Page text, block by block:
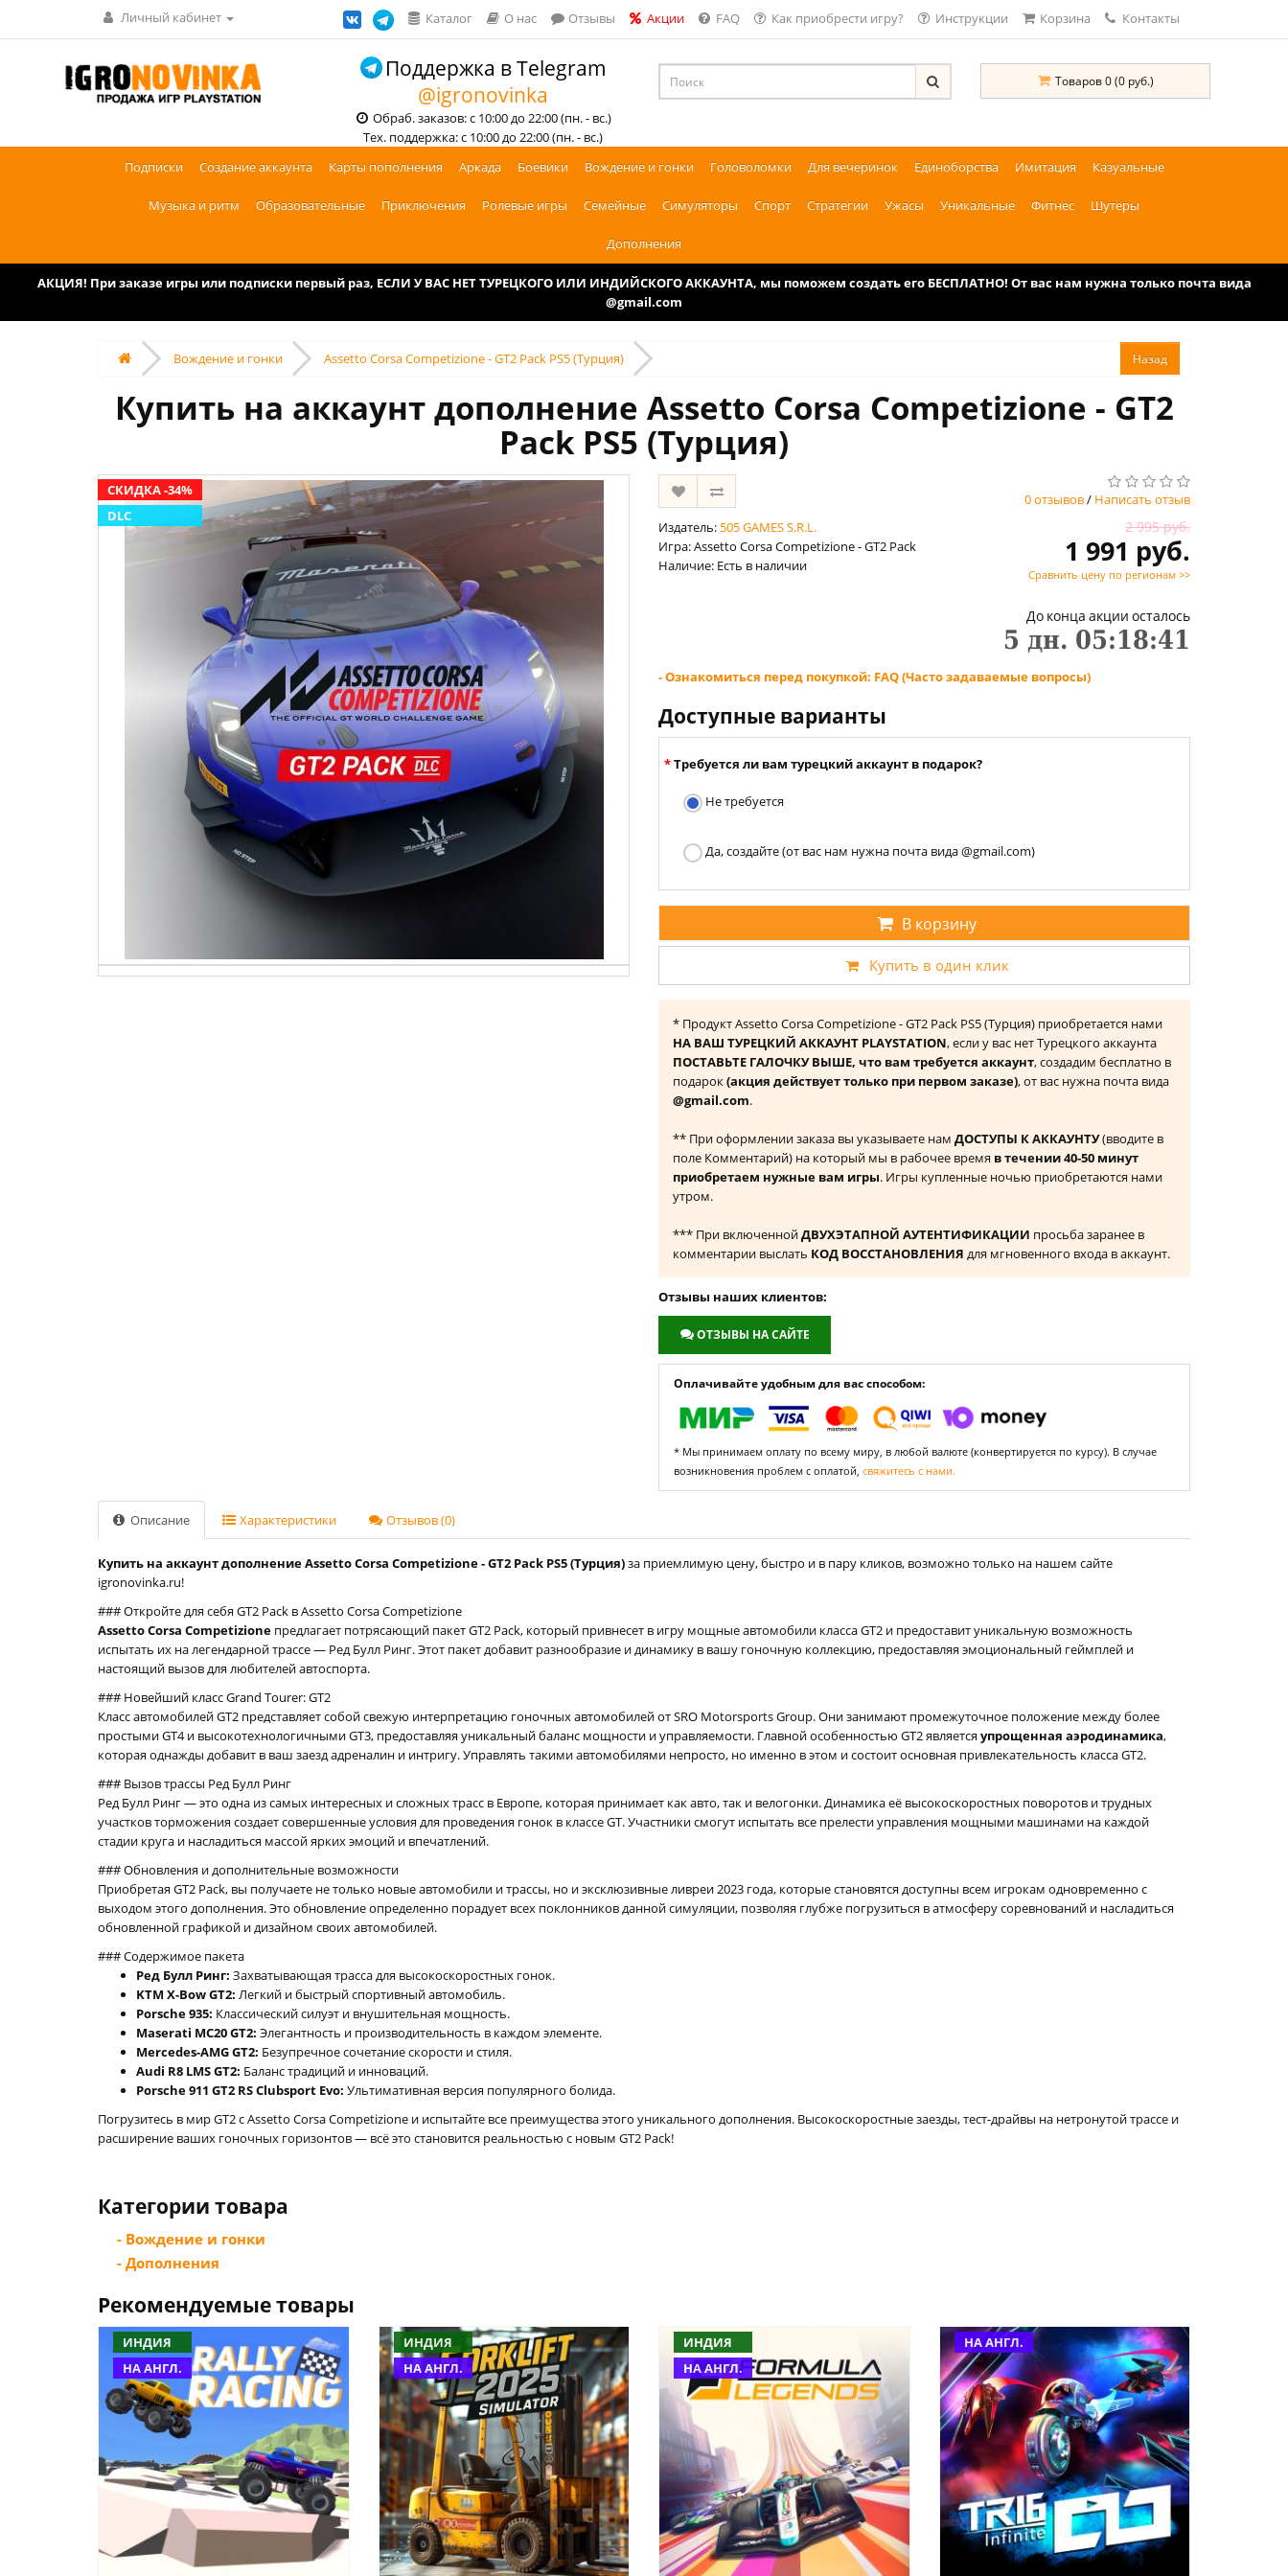
Личный кабинет Каталог О нас Отзывы Акции FAQ Как приобрести игру? Инструкции Корзина Контакты
Поддержка в Telegram
@igronovinka
Обраб. заказов: с 10:00 до 22:00 (пн. - вс.)
Тех. поддержка: с 10:00 до 22:00 (пн. - вс.)
Товаров 0 (0 руб.)
Подписки Создание аккаунта Карты пополнения Аркада Боевики Вождение и гонки Головоломки Для вечеринок Единоборства Имитация Казуальные
Музыка и ритм Образовательные Приключения Ролевые игры Семейные Симуляторы Спорт Стратегии Ужасы Уникальные Фитнес Шутеры
Дополнения
АКЦИЯ! При заказе игры или подписки первый раз, ЕСЛИ У ВАС НЕТ ТУРЕЦКОГО ИЛИ ИНДИЙСКОГО АККАУНТА, мы поможем создать его БЕСПЛАТНО! От вас нам нужна только почта вида
@gmail.com
Вождение и гонки Assetto Corsa Competizione - GT2 Pack PS5 (Турция)
Купить на аккаунт дополнение Assetto Corsa Competizione - GT2
Pack PS5 (Турция)
СКИДКА -34%
DLC
0 отзывов/ Написать отзыв
Издатель: 505 GAMES S.R.L.
Игра: Assetto Corsa Competizione - GT2 Pack
Наличие: Есть в наличии
2 995 руб.
1 991 руб.
Сравнить цену по регионам >>
До конца акции осталось
5 дн. 05:18:40
- Ознакомиться перед покупкой: FAQ (Часто задаваемые вопросы)
Доступные варианты
Требуется ли вам турецкий аккаунт в подарок?
Не требуется
Да, создайте (от вас нам нужна почта вида @gmail.com)
В корзину
Купить в один клик
* Продукт Assetto Corsa Competizione - GT2 Pack PS5 (Турция) приобретается нами
НА ВАШ ТУРЕЦКИЙ АККАУНТ PLAYSTATION, если у вас нет Турецкого аккаунта
ПОСТАВЬТЕ ГАЛОЧКУ ВЫШЕ, что вам требуется аккаунт, создадим бесплатно в
подарок(акция действует только при первом заказе), от вас нужна почта вида
@gmail.com.
** При оформлении заказа вы указываете нам ДОСТУПЫ К АККАУНТУ(вводите в
поле Комментарий) на который мы в рабочее время в течении 40-50 минут
приобретаем нужные вам игры. Игры купленные ночью приобретаются нами
утром.
*** При включеннойДВУХЭТАПНОЙ АУТЕНТИФИКАЦИИ просьба заранее в
комментарии выслать КОД ВОССТАНОВЛЕНИЯ для мгновенного входа в аккаунт.
Отзывы наших клиентов:
ОТЗЫВЫ НА САЙТЕ
Оплачивайте удобным для вас способом:
* Мы принимаем оплату по всему миру, в любой валюте (конвертируется по курсу). В случае
возникновения проблем с оплатой, свяжитесь с нами.
Описание Характеристики Отзывов (0)
Купить на аккаунт дополнение Assetto Corsa Competizione - GT2 Pack PS5 (Турция)за приемлимую цену, быстро и в пару кликов, возможно только на нашем сайте
igronovinka.ru!
### Откройте для себя GT2 Pack в Assetto Corsa Competizione
Assetto Corsa Competizione предлагает потрясающий пакет GT2 Pack, который привнесет в игру мощные автомобили класса GT2 и предоставит уникальную возможность
испытать их на легендарной трассе — Ред Булл Ринг. Этот пакет добавит разнообразие и динамику в вашу гоночную коллекцию, предоставляя эмоциональный геймплей и
настоящий вызов для любителей автоспорта.
### Новейший класс Grand Tourer: GT2
Класс автомобилей GT2 представляет собой свежую интерпретацию гоночных автомобилей от SRO Motorsports Group. Они занимают промежуточное положение между более
простыми GT4 и высокотехнологичными GT3, предоставляя уникальный баланс мощности и управляемости. Главной особенностью GT2 является упрощенная аэродинамика,
которая однажды добавит в ваш заезд адреналин и интригу. Управлять такими автомобилями непросто, но именно в этом и состоит основная привлекательность класса GT2.
### Вызов трассы Ред Булл Ринг
Ред Булл Ринг — это одна из самых интересных и сложных трасс в Европе, которая принимает как авто, так и велогонки. Динамика её высокоскоростных поворотов и трудных
участков торможения создает совершенные условия для проведения гонок в классе GT. Участники смогут испытать все прелести управления мощными машинами на каждой
стадии круга и насладиться массой ярких эмоций и впечатлений.
### Обновления и дополнительные возможности
Приобретая GT2 Pack, вы получаете не только новые автомобили и трассы, но и эксклюзивные ливреи 2023 года, которые становятся доступны всем игрокам одновременно с
выходом этого дополнения. Это обновление определенно порадует всех поклонников данной симуляции, позволяя глубже погрузиться в атмосферу соревнований и насладиться
обновленной графикой и дизайном своих автомобилей.
### Содержимое пакета
Ред Булл Ринг: Захватывающая трасса для высокоскоростных гонок.
KTM X-Bow GT2: Легкий и быстрый спортивный автомобиль.
Porsche 935: Классический силуэт и внушительная мощность.
Maserati MC20 GT2: Элегантность и производительность в каждом элементе.
Mercedes-AMG GT2: Безупречное сочетание скорости и стиля.
Audi R8 LMS GT2: Баланс традиций и инноваций.
Porsche 911 GT2 RS Clubsport Evo: Ультимативная версия популярного болида.
Погрузитесь в мир GT2 с Assetto Corsa Competizione и испытайте все преимущества этого уникального дополнения. Высокоскоростные заезды, тест-драйвы на нетронутой трассе и
расширение ваших гоночных горизонтов — всё это становится реальностью с новым GT2 Pack!
Категории товара
- Вождение и гонки
- Дополнения
Рекомендуемые товары
ИНДИЯ
НА АНГЛ.
ИНДИЯ
НА АНГЛ.
ИНДИЯ
НА АНГЛ.
НА АНГЛ.